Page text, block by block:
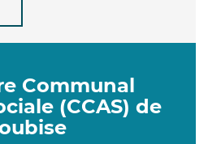
Communal
(CCAS) de